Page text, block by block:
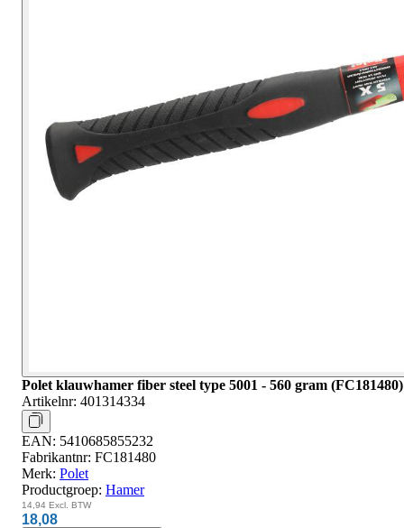
Polet klauwhamer fiber steel type 5001 - 560 gram (FC181480)
Artikelnr: 401314334
EAN: 5410685855232
Fabrikantnr: FC181480
Merk: Polet
Productgroep: Hamer
14,94 Excl. BTW
18,08